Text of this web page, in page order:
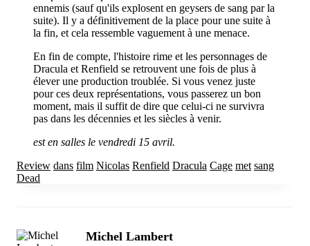
ennemis (sauf qu'ils explosent en geysers de sang par la
suite). Il y a définitivement de la place pour une suite à
la fin, et cela ressemble vaguement à une menace.
En fin de compte, l'histoire rime et les personnages de
Dracula et Renfield se retrouvent une fois de plus à
élever une production troublée. Si vous venez juste
pour ces deux représentations, vous passerez un bon
moment, mais il suffit de dire que celui-ci ne survivra
pas dans les décennies et les siècles à venir.
est en salles le vendredi 15 avril.
Review dans film Nicolas Renfield Dracula Cage met sang
Dead
Michel Lambert